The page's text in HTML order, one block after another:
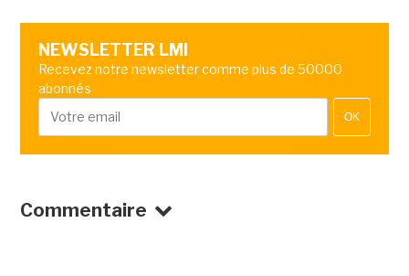
NEWSLETTER LMI
Recevez notre newsletter comme plus de 50000
abonnés
OK
Commentaire